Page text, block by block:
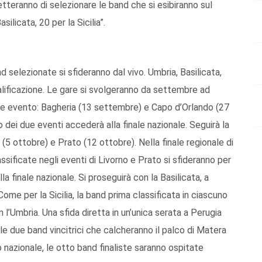
di selezionare le band che si esibiranno sul
20 per la Sicilia”.
selezionate si sfideranno dal vivo. Umbria, Basilicata,
Le gare si svolgeranno da settembre ad
Bagheria (13 settembre) e Capo d’Orlando (27
due eventi accederà alla finale nazionale. Seguirà la
ottobre) e Prato (12 ottobre). Nella finale regionale di
negli eventi di Livorno e Prato si sfideranno per
finale nazionale. Si proseguirà con la Basilicata, a
per la Sicilia, la band prima classificata in ciascuno
Una sfida diretta in un’unica serata a Perugia
due band vincitrici che calcheranno il palco di Matera
nazionale, le otto band finaliste saranno ospitate